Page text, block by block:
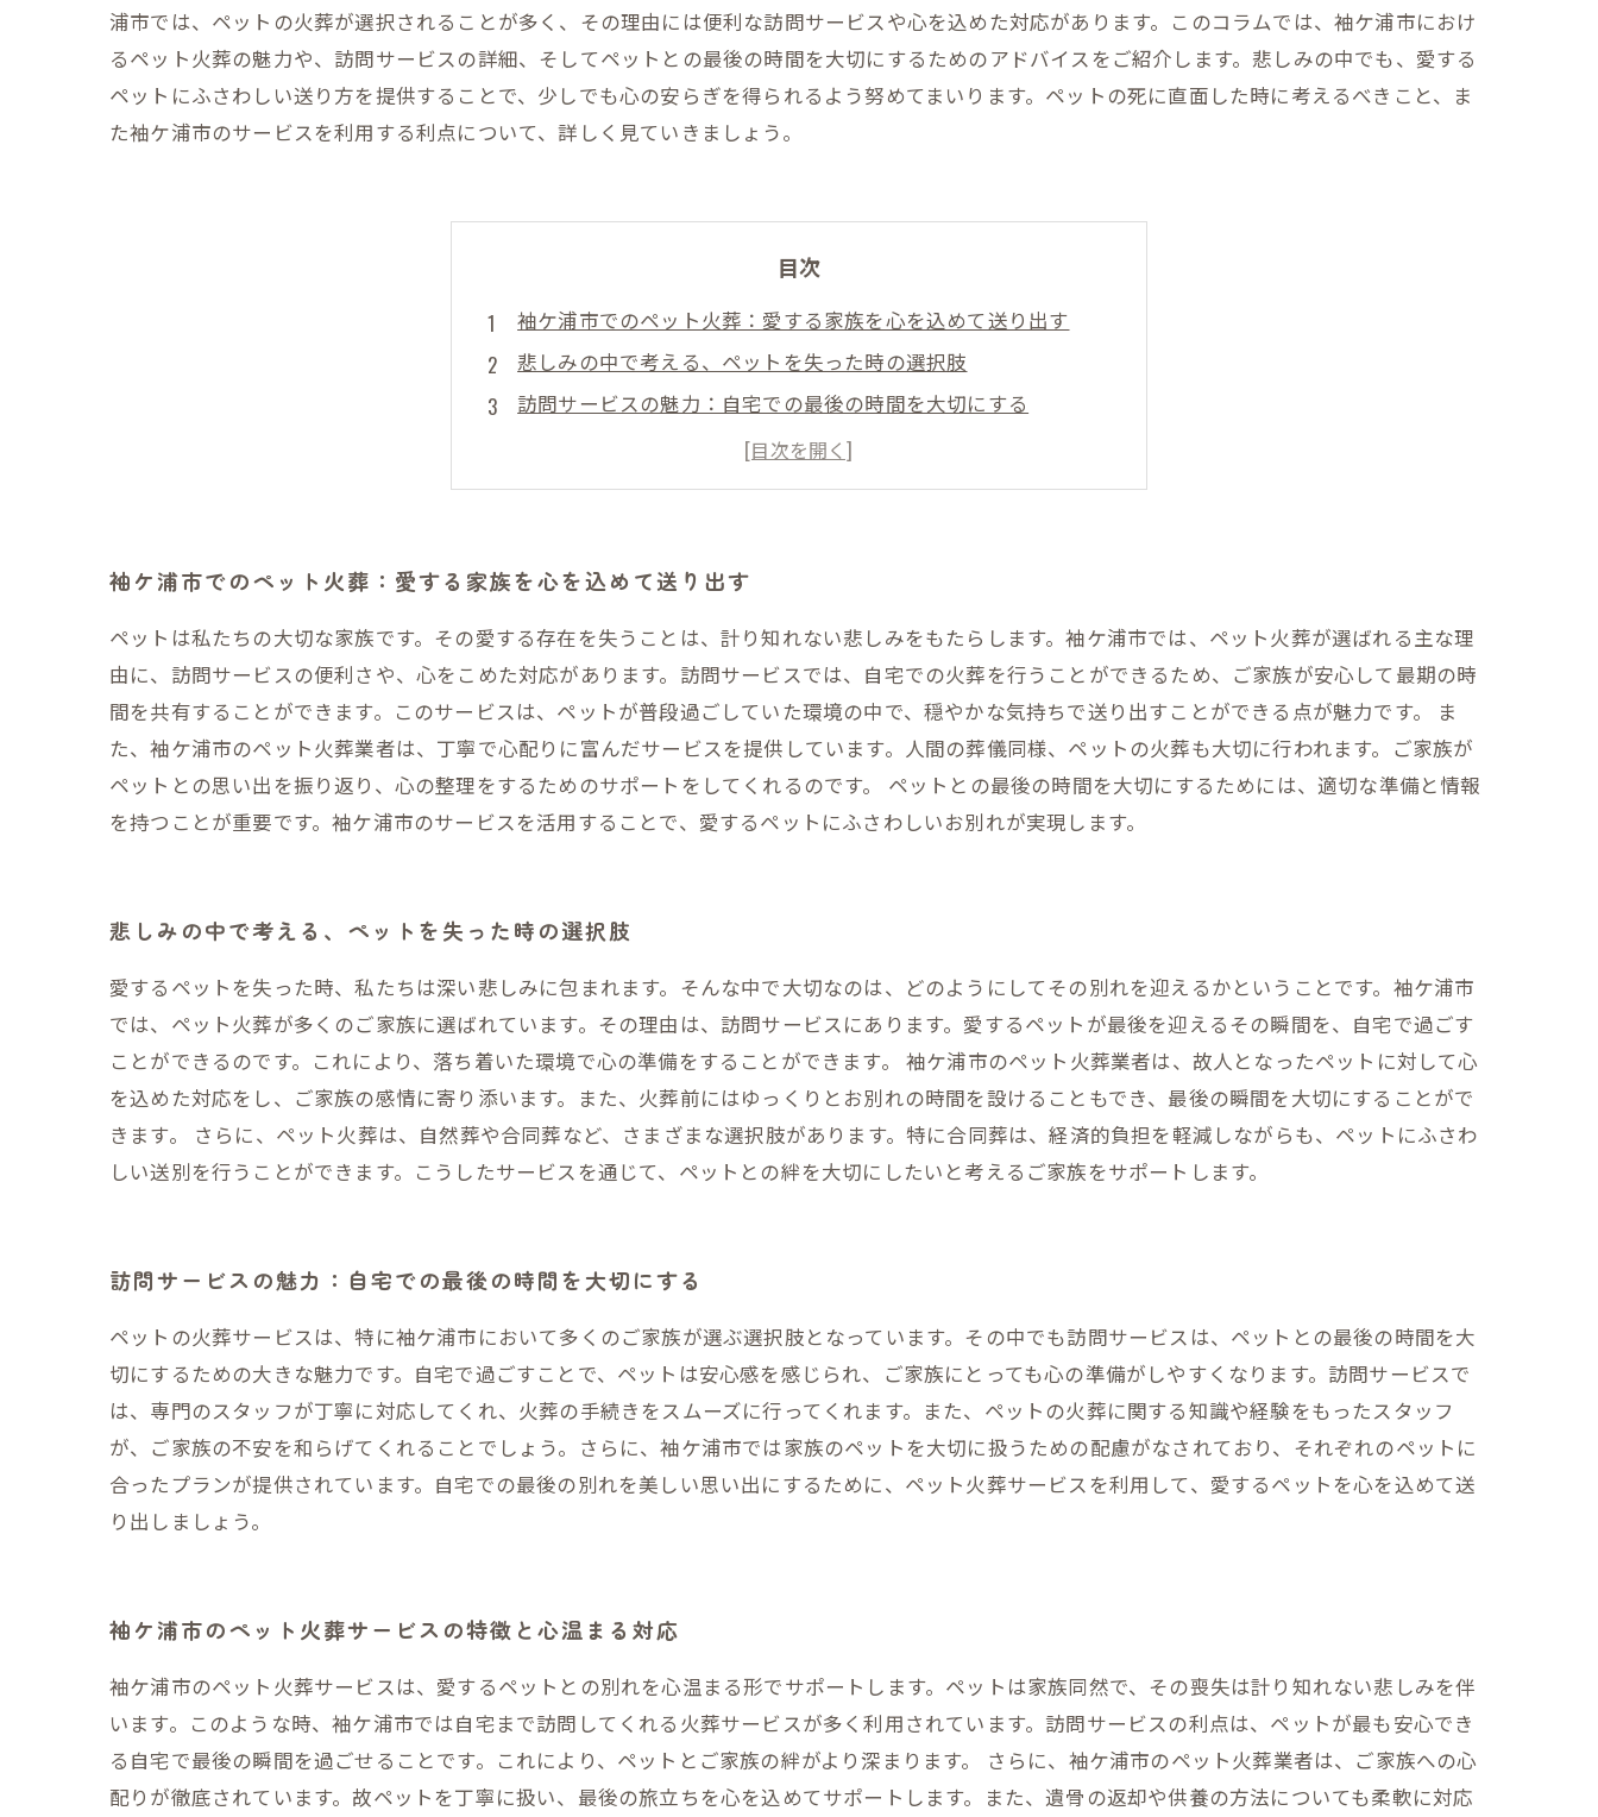
浦市では、ペットの火葬が選択されることが多く、その理由には便利な訪問サービスや心を込めた対応があります。このコラムでは、袖ケ浦市におけ
るペット火葬の魅力や、訪問サービスの詳細、そしてペットとの最後の時間を大切にするためのアドバイスをご紹介します。悲しみの中でも、愛する
ペットにふさわしい送り方を提供することで、少しでも心の安らぎを得られるよう努めてまいります。ペットの死に直面した時に考えるべきこと、ま
た袖ケ浦市のサービスを利用する利点について、詳しく見ていきましょう。
目次
袖ケ浦市でのペット火葬：愛する家族を心を込めて送り出す
悲しみの中で考える、ペットを失った時の選択肢
訪問サービスの魅力：自宅での最後の時間を大切にする
袖ケ浦市のペット火葬サービスの特徴と心温まる対応
心の安らぎを得るために：ペットとの最後の時間の過ごし方
愛するペットへの最高の送り方：袖ケ浦市での火葬体験から学ぶ
袖ケ浦市でのペット火葬：愛する家族を心を込めて送り出す
ペットは私たちの大切な家族です。その愛する存在を失うことは、計り知れない悲しみをもたらします。袖ケ浦市では、ペット火葬が選ばれる主な理
由に、訪問サービスの便利さや、心をこめた対応があります。訪問サービスでは、自宅での火葬を行うことができるため、ご家族が安心して最期の時
間を共有することができます。このサービスは、ペットが普段過ごしていた環境の中で、穏やかな気持ちで送り出すことができる点が魅力です。 ま
た、袖ケ浦市のペット火葬業者は、丁寧で心配りに富んだサービスを提供しています。人間の葬儀同様、ペットの火葬も大切に行われます。ご家族が
ペットとの思い出を振り返り、心の整理をするためのサポートをしてくれるのです。 ペットとの最後の時間を大切にするためには、適切な準備と情報
を持つことが重要です。袖ケ浦市のサービスを活用することで、愛するペットにふさわしいお別れが実現します。
悲しみの中で考える、ペットを失った時の選択肢
愛するペットを失った時、私たちは深い悲しみに包まれます。そんな中で大切なのは、どのようにしてその別れを迎えるかということです。袖ケ浦市
では、ペット火葬が多くのご家族に選ばれています。その理由は、訪問サービスにあります。愛するペットが最後を迎えるその瞬間を、自宅で過ごす
ことができるのです。これにより、落ち着いた環境で心の準備をすることができます。 袖ケ浦市のペット火葬業者は、故人となったペットに対して心
を込めた対応をし、ご家族の感情に寄り添います。また、火葬前にはゆっくりとお別れの時間を設けることもでき、最後の瞬間を大切にすることがで
きます。 さらに、ペット火葬は、自然葬や合同葬など、さまざまな選択肢があります。特に合同葬は、経済的負担を軽減しながらも、ペットにふさわ
しい送別を行うことができます。こうしたサービスを通じて、ペットとの絆を大切にしたいと考えるご家族をサポートします。
訪問サービスの魅力：自宅での最後の時間を大切にする
ペットの火葬サービスは、特に袖ケ浦市において多くのご家族が選ぶ選択肢となっています。その中でも訪問サービスは、ペットとの最後の時間を大
切にするための大きな魅力です。自宅で過ごすことで、ペットは安心感を感じられ、ご家族にとっても心の準備がしやすくなります。訪問サービスで
は、専門のスタッフが丁寧に対応してくれ、火葬の手続きをスムーズに行ってくれます。また、ペットの火葬に関する知識や経験をもったスタッフ
が、ご家族の不安を和らげてくれることでしょう。さらに、袖ケ浦市では家族のペットを大切に扱うための配慮がなされており、それぞれのペットに
合ったプランが提供されています。自宅での最後の別れを美しい思い出にするために、ペット火葬サービスを利用して、愛するペットを心を込めて送
り出しましょう。
袖ケ浦市のペット火葬サービスの特徴と心温まる対応
袖ケ浦市のペット火葬サービスは、愛するペットとの別れを心温まる形でサポートします。ペットは家族同然で、その喪失は計り知れない悲しみを伴
います。このような時、袖ケ浦市では自宅まで訪問してくれる火葬サービスが多く利用されています。訪問サービスの利点は、ペットが最も安心でき
る自宅で最後の瞬間を過ごせることです。これにより、ペットとご家族の絆がより深まります。 さらに、袖ケ浦市のペット火葬業者は、ご家族への心
配りが徹底されています。故ペットを丁寧に扱い、最後の旅立ちを心を込めてサポートします。また、遺骨の返却や供養の方法についても柔軟に対応